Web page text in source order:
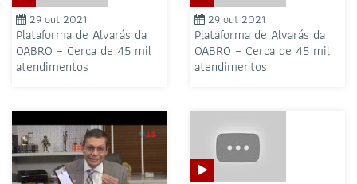
29 out 2021
Plataforma de Alvarás da
OABRO – Cerca de 45 mil
atendimentos
29 out 2021
Plataforma de Alvarás da
OABRO – Cerca de 45 mil
atendimentos